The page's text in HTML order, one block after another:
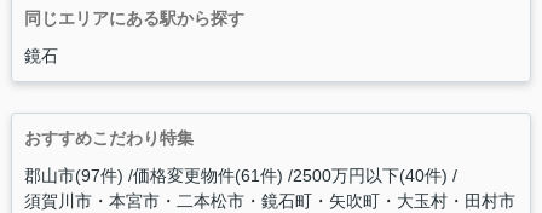
同じエリアにある駅から探す
鏡石
おすすめこだわり特集
郡山市(97件) 価格変更物件(61件) 2500万円以下(40件)
須賀川市・本宮市・二本松市・鏡石町・矢吹町・大玉村・田村市